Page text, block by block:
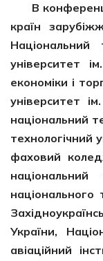
В
країн
Національний
університет
економіки і
університет
національний
технологічний
фаховий
національний
національного
України,
авіаційний